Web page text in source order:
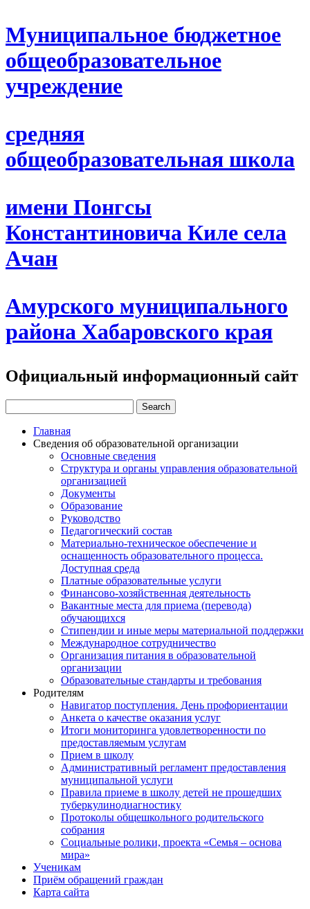
Муниципальное бюджетное
общеобразовательное
учреждение
средняя
общеобразовательная школа
имени Понгсы
Константиновича Киле села
Ачан
Амурского муниципального
района Хабаровского края
Официальный информационный сайт
Главная
Сведения об образовательной организации
Основные сведения
Структура и органы управления образовательной
организацией
Документы
Образование
Руководство
Педагогический состав
Материально-техническое обеспечение и
оснащенность образовательного процесса.
Доступная среда
Платные образовательные услуги
Финансово-хозяйственная деятельность
Вакантные места для приема (перевода)
обучающихся
Стипендии и иные меры материальной поддержки
Международное сотрудничество
Организация питания в образовательной
организации
Образовательные стандарты и требования
Родителям
Навигатор поступления. День профориентации
Анкета о качестве оказания услуг
Итоги мониторинга удовлетворенности по
предоставляемым услугам
Прием в школу
Административный регламент предоставления
муниципальной услуги
Правила приеме в школу детей не прошедших
туберкулинодиагностику
Протоколы общешкольного родительского
собрания
Социальные ролики, проекта «Семья – основа
мира»
Ученикам
Приём обращений граждан
Карта сайта